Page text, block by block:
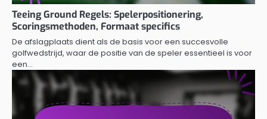
Teeing Ground Regels: Spelerpositionering,
Scoringsmethoden, Formaat specifics
De afslagplaats dient als de basis voor een succesvolle
golfwedstrijd, waar de positie van de speler essentieel is voor
een…